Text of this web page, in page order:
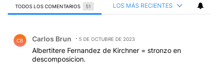
TODOS LOS COMENTARIOS 51 LOS MÁS RECIENTES
CB Carlos Brun 5 DE OCTUBRE DE 2023
Albertitere Fernandez de Kirchner = stronzo en
descomposicion.